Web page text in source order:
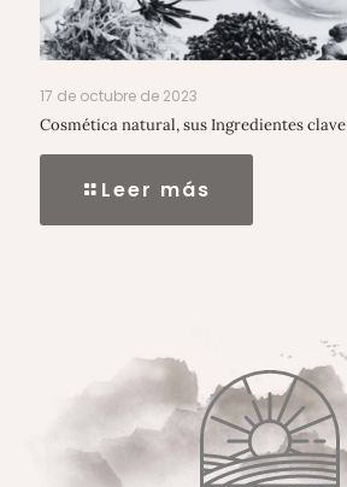
17 de octubre de 2023
Cosmética natural, sus Ingredientes clave
Leer más